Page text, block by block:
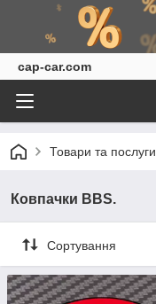
cap-car.com
Товари та послуги
Ковпачки BBS.
Сортування